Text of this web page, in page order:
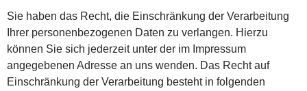
Sie haben das Recht, die Einschränkung der Verarbeitung
Ihrer personenbezogenen Daten zu verlangen. Hierzu
können Sie sich jederzeit unter der im Impressum
angegebenen Adresse an uns wenden. Das Recht auf
Einschränkung der Verarbeitung besteht in folgenden